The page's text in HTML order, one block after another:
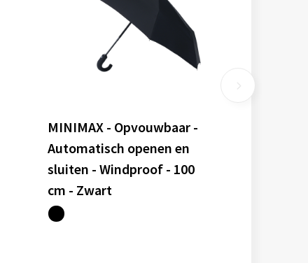
MINIMAX - Opvouwbaar -
Automatisch openen en
sluiten - Windproof - 100
cm - Zwart